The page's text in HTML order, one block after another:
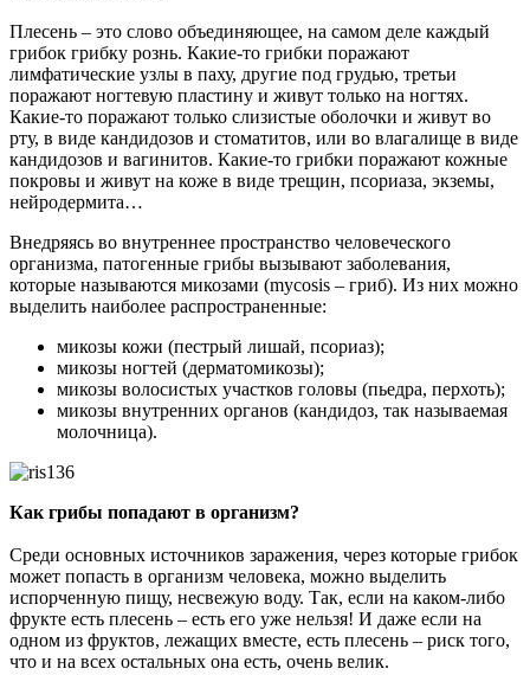
Плесень – это слово объединяющее, на самом деле каждый
грибок грибку рознь. Какие-то грибки поражают
лимфатические узлы в паху, другие под грудью, третьи
поражают ногтевую пластину и живут только на ногтях.
Какие-то поражают только слизистые оболочки и живут во
рту, в виде кандидозов и стоматитов, или во влагалище в виде
кандидозов и вагинитов. Какие-то грибки поражают кожные
покровы и живут на коже в виде трещин, псориаза, экземы,
нейродермита…
Внедряясь во внутреннее пространство человеческого
организма, патогенные грибы вызывают заболевания,
которые называются микозами (mycosis – гриб). Из них можно
выделить наиболее распространенные:
микозы кожи (пестрый лишай, псориаз);
микозы ногтей (дерматомикозы);
микозы волосистых участков головы (пьедра, перхоть);
микозы внутренних органов (кандидоз, так называемая
молочница).
Как грибы попадают в организм?
Среди основных источников заражения, через которые грибок
может попасть в организм человека, можно выделить
испорченную пищу, несвежую воду. Так, если на каком-либо
фрукте есть плесень – есть его уже нельзя! И даже если на
одном из фруктов, лежащих вместе, есть плесень – риск того,
что и на всех остальных она есть, очень велик.